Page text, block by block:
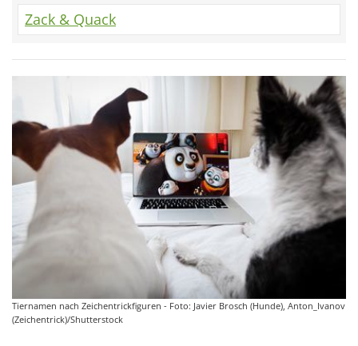
Zack & Quack
Tiernamen nach Zeichentrickfiguren - Foto: Javier Brosch (Hunde), Anton_Ivanov
(Zeichentrick)/Shutterstock